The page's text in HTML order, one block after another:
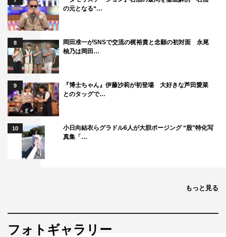
と思うんです。それは、僕にも通じるところがあって。俳
優としてうまくなりたいんです。ただただうまくなりた
い。『ちるらん』は、色々な時代の圧力などを描きつつ
も、一番焦点を当てて描いているのは、そういう人間に備
わっている上昇志向だと思っています。勝ち負けよりも、
その気持ちを純粋に追い求めているだけなんだろうなと感
じています。
◆土方歳三と芹沢鴨は「表裏一体」と認め合うシーンもあ
りました。
山田：鴨が「楽しけりゃいいじゃねぇか」という考えに対
して、歳三は「いや、楽しいだけじゃダメだ」というとこ
っていく一方で背負うものがどんどん増えていって。果た
域にいくにはどうしたらいいんだろう、という思いを抱え
の元となる“…
8
岡田准一がSNSで交流の梶裕貴と念願の初対面 永尾
柚乃は岡田…
9
『博士ちゃん』伊藤沙莉が初登場 大好きな芦田愛菜
とのタッグで…
10
小日向結衣らグラドル6人が大胆ポージング “股”特化写
真集「…
もっと見る
フォトギャラリー